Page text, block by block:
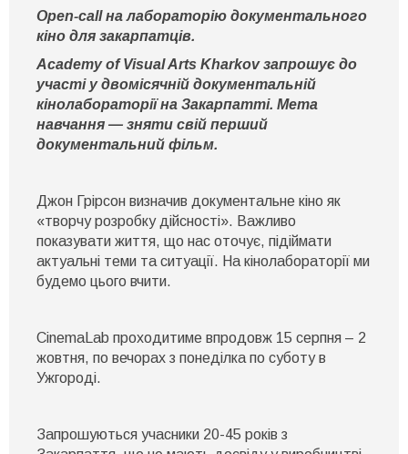
навчитися
Open-call на лабораторію документального
кіно для закарпатців.
Academy of Visual Arts Kharkov запрошує до
участі у двомісячній документальній
кінолабораторії на Закарпатті. Мета
навчання — зняти свій перший
документальний фільм.
Джон Грірсон визначив документальне кіно як
«творчу розробку дійсності». Важливо
показувати життя, що нас оточує, підіймати
актуальні теми та ситуації. На кінолабораторії ми
будемо цього вчити.
CinemaLab проходитиме впродовж 15 серпня – 2
жовтня, по вечорах з понеділка по суботу в
Ужгороді.
Запрошуються учасники 20-45 років з